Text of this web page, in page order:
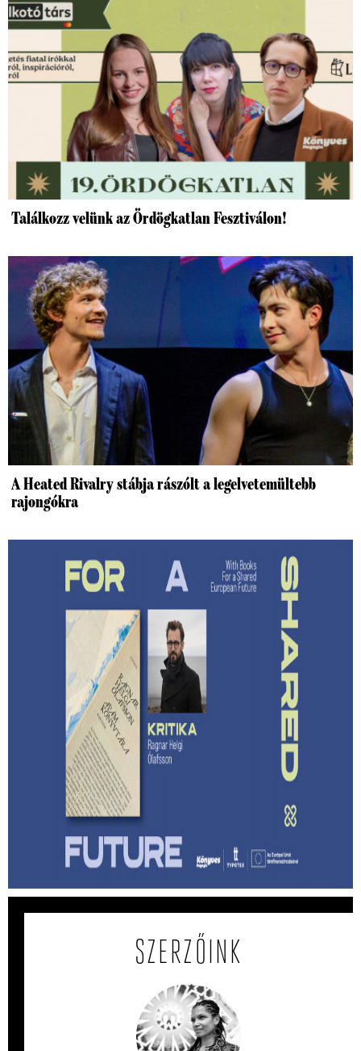
Találkozz velünk az Ördögkatlan Fesztiválon!
A Heated Rivalry stábja rászólt a legelvetemültebb
rajongókra
Lehet-e izgalmas egy
hagyatékfelszámolás? – Ragnar Helgi
Ólafsson: Apám könyvtára
Megmenthető-e a feledéstől mindaz, ami számunkra
értékes akkor, ha írunk róla?
SZERZŐINK